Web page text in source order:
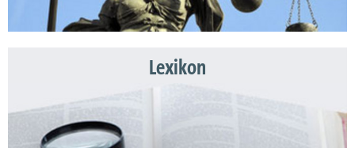
Lexikon